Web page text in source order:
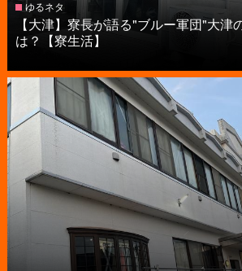
ゆるネタ
【大津】寮長が語る"ブルー軍団"大津
は？【寮生活】